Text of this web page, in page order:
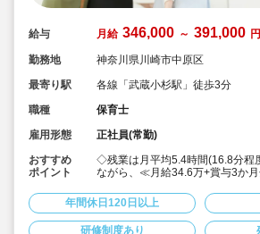
給与 月給 346,000 ～ 391,000 円
勤務地
神奈川県川崎市中原区
最寄り駅
各線「武蔵小杉駅」徒歩3分
職種
保育士
雇用形態
正社員(常勤)
おすすめ
ポイント
◇残業は月平均5.4時間(16.8分程
ながら、≪月給34.6万+賞与3か
◇「武蔵小杉駅」から徒歩3分の
◇定員60名の認可保育園での主
以上で、ステップアップを目指す
年間休日120日以上
研修制度あり